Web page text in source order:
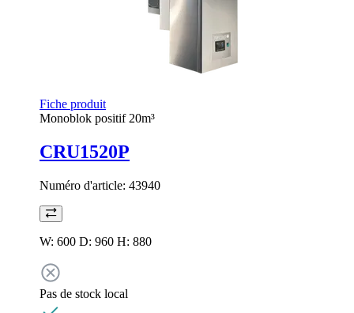
Fiche produit
Monoblok positif 20m³
CRU1520P
Numéro d'article: 43940
W: 600 D: 960 H: 880
Pas de stock local